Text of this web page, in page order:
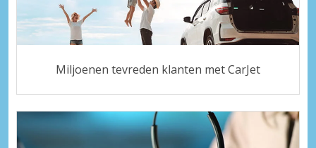
Miljoenen tevreden klanten met CarJet